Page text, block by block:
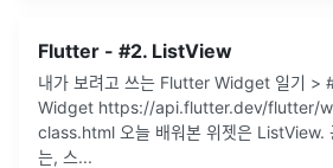
Flutter - #2. ListView
내가 보려고 쓰는 Flutter Widget 일기
Widget https://api.flutter.dev/flutter/
class.html 오늘 배워본 위젯은 ListView.
는, 스...